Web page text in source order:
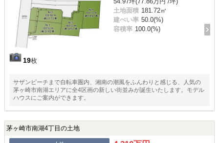
19枚
土地面積 181.72㎡
建ぺい率 50.0(%)
容積率 100.0(%)
サザンビーチまで自転車圏内、湘南の潮風をふんわりと感じる、人気の
茅ヶ崎市南湖エリアに全4区画の新しい街並みが誕生いたします。モデル
ハウスにご案内ができます。
茅ヶ崎市南湖4丁目の土地